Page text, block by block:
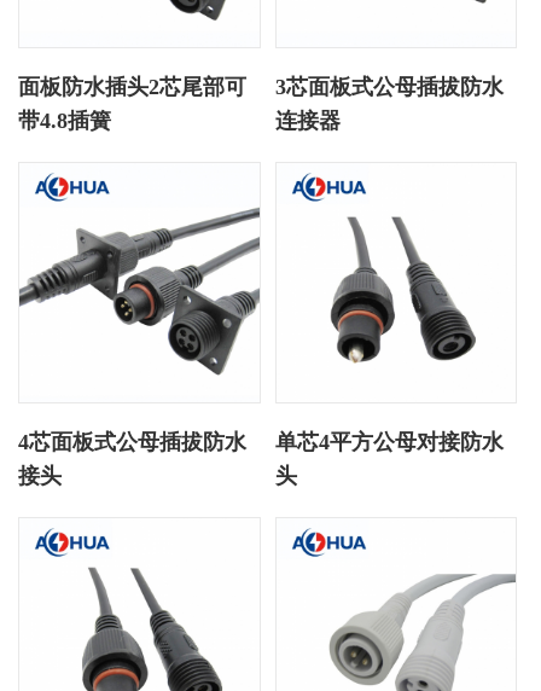
面板防水插头2芯尾部可
带4.8插簧
3芯面板式公母插拔防水
连接器
4芯面板式公母插拔防水
接头
单芯4平方公母对接防水
头